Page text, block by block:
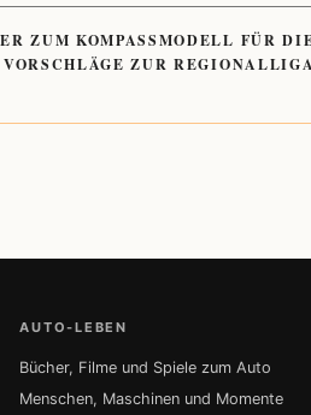
ZUM KOMPASSMODELL FÜR
ZUR
AUTO-LEBEN
Bücher, Filme und Spiele zum Auto
Menschen, Maschinen und Momente